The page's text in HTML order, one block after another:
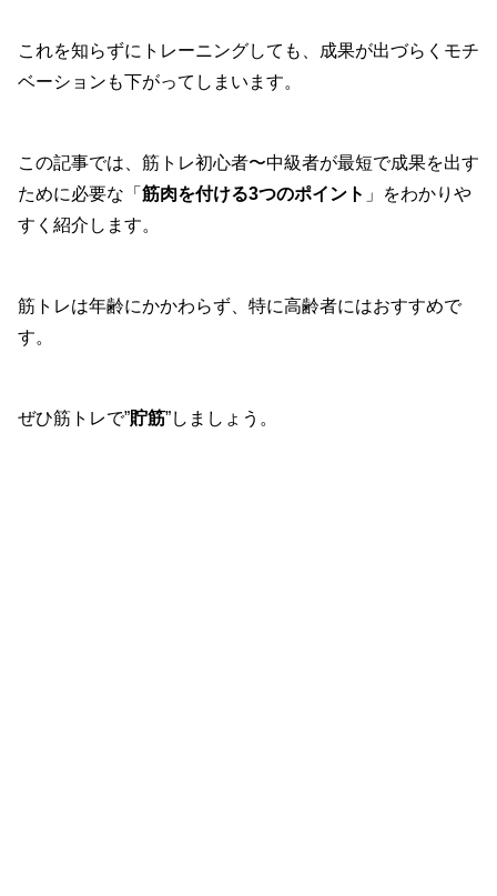
これを知らずにトレーニングしても、成果が出づらくモチ
ベーションも下がってしまいます。
この記事では、筋トレ初心者〜中級者が最短で成果を出す
ために必要な「 筋肉を付ける3つのポイント 」をわかりや
すく紹介します。
筋トレは年齢にかかわらず、特に高齢者にはおすすめで
す。
ぜひ筋トレで”貯筋”しましょう。